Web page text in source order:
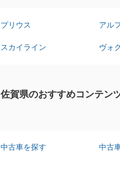
プリウス アル
スカイライン ヴォ
佐賀県のおすすめコンテン
中古車を探す 中古